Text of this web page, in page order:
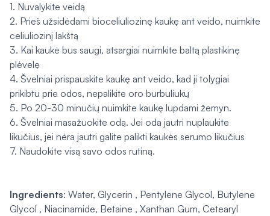
1. Nuvalykite veidą
2. Prieš užsidėdami bioceliuliozinę kaukę ant veido, nuimkite
celiuliozinį lakštą
3. Kai kaukė bus saugi, atsargiai nuimkite baltą plastikinę
plėvelę
4. Švelniai prispauskite kaukę ant veido, kad ji tolygiai
prikibtu prie odos, nepalikite oro burbuliukų
5. Po 20-30 minučių nuimkite kaukę lupdami žemyn.
6. Švelniai masažuokite odą. Jei oda jautri nuplaukite
likučius, jei nėra jautri galite palikti kaukės serumo likučius
7. Naudokite visą savo odos rutiną.
Ingredients: Water, Glycerin , Pentylene Glycol, Butylene
Glycol , Niacinamide, Betaine , Xanthan Gum, Cetearyl